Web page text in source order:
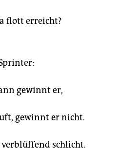
flott erreicht?
gewinnt er,
gewinnt er nicht.
schlicht.